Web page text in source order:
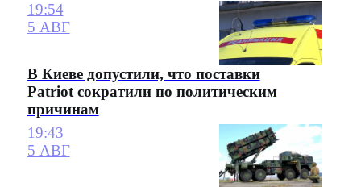
19:54
5 АВГ
В Киеве допустили, что поставки
Patriot сократили по политическим
причинам
19:43
5 АВГ